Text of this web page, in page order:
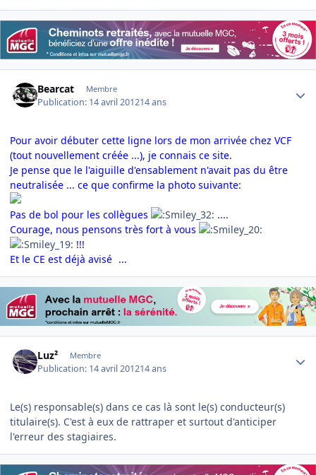
Bearcat Membre
Publication: 14 avril 201214 ans
Pour avoir débuter cette ligne lors de mon arrivée chez VCF
(tout nouvellement créée ...), je connais ce site.
Je pense que le l'aiguille d'ensablement n'avait pas du être
neutralisée ... ce que confirme la photo suivante:
Pas de bol pour les collègues
....
Courage, nous pensons très fort à vous
!!!
Et le CE est déjà avisé ...
Luz² Membre
Publication: 14 avril 201214 ans
Le(s) responsable(s) dans ce cas là sont le(s) conducteur(s)
titulaire(s). C'est à eux de rattraper et surtout d'anticiper
l'erreur des stagiaires.